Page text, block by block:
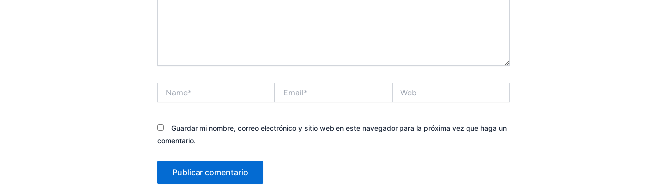
Guardar mi nombre, correo electrónico y sitio web en este navegador para la próxima vez que haga un
comentario.